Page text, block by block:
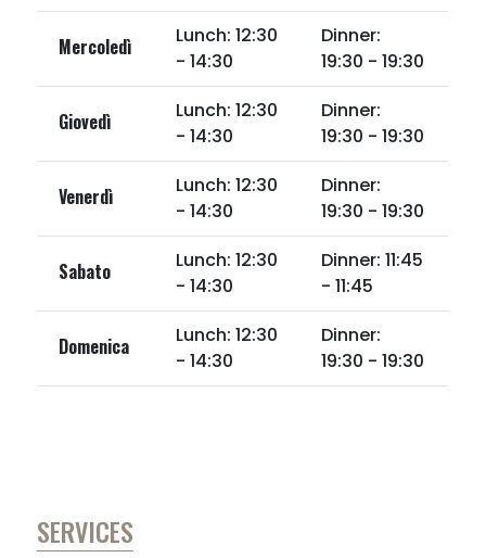
Mercoledì
Lunch: 12:30
- 14:30
Dinner:
19:30 - 19:30
Giovedì
Lunch: 12:30
- 14:30
Dinner:
19:30 - 19:30
Venerdì
Lunch: 12:30
- 14:30
Dinner:
19:30 - 19:30
Sabato
Lunch: 12:30
- 14:30
Dinner: 11:45
- 11:45
Domenica
Lunch: 12:30
- 14:30
Dinner:
19:30 - 19:30
SERVICES